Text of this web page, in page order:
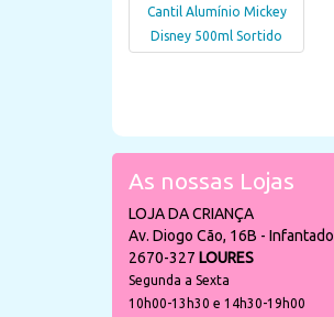
Cantil Alumínio Mickey
Disney 500ml Sortido
As nossas Lojas
LOJA DA CRIANÇA
Av. Diogo Cão, 16B - Infantado
2670-327 LOURES
Segunda a Sexta
10h00-13h30 e 14h30-19h00